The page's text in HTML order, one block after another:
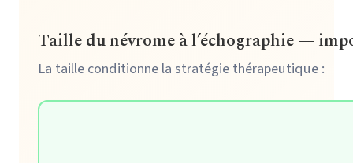
Taille du névrome à l’échographie —
La taille conditionne la stratégie thérapeutique :